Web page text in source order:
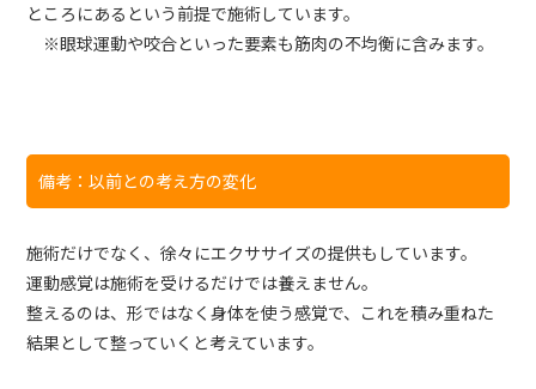
ところにあるという前提で施術しています。
※眼球運動や咬合といった要素も筋肉の不均衡に含みます。
備考：以前との考え方の変化
施術だけでなく、徐々にエクササイズの提供もしています。
運動感覚は施術を受けるだけでは養えません。
整えるのは、形ではなく身体を使う感覚で、これを積み重ねた
結果として整っていくと考えています。